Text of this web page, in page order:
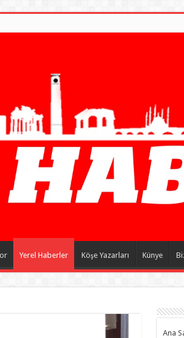
Yerel Haberler Köşe Yazarları Künye
Ana